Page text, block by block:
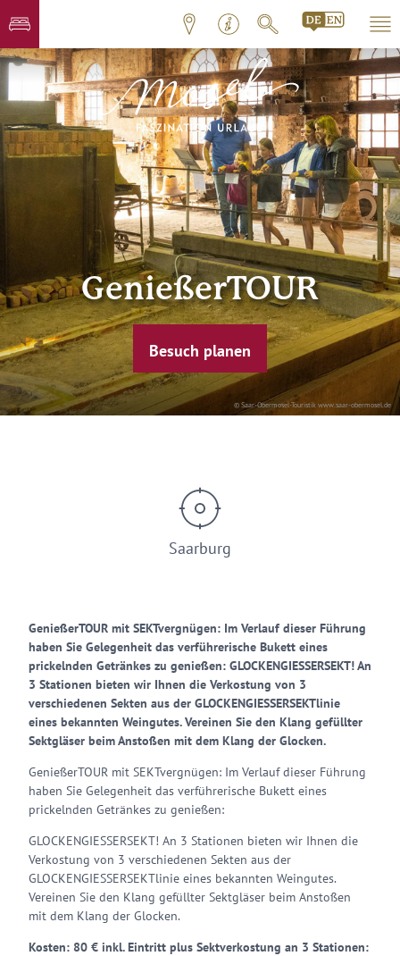
© Saar-Obermosel-Touristik www.saar-obermosel.de
GenießerTOUR
Besuch planen
Saarburg
GenießerTOUR mit SEKTvergnügen: Im Verlauf dieser Führung
haben Sie Gelegenheit das verführerische Bukett eines
prickelnden Getränkes zu genießen: GLOCKENGIESSERSEKT! An
3 Stationen bieten wir Ihnen die Verkostung von 3
verschiedenen Sekten aus der GLOCKENGIESSERSEKTlinie
eines bekannten Weingutes. Vereinen Sie den Klang gefüllter
Sektgläser beim Anstoßen mit dem Klang der Glocken.
GenießerTOUR mit SEKTvergnügen: Im Verlauf dieser Führung
haben Sie Gelegenheit das verführerische Bukett eines
prickelnden Getränkes zu genießen:
GLOCKENGIESSERSEKT! An 3 Stationen bieten wir Ihnen die
Verkostung von 3 verschiedenen Sekten aus der
GLOCKENGIESSERSEKTlinie eines bekannten Weingutes.
Vereinen Sie den Klang gefüllter Sektgläser beim Anstoßen
mit dem Klang der Glocken.
Kosten: 80 € inkl. Eintritt plus Sektverkostung an 3 Stationen: